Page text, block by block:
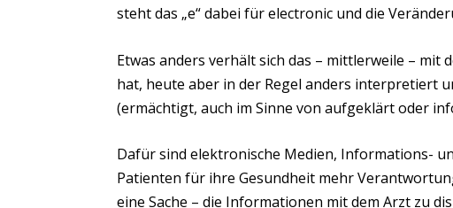
steht das „e“ dabei für electronic und die
Etwas anders verhält sich das – mittlerweile –
hat, heute aber in der Regel anders interpretiert
(ermächtigt, auch im Sinne von aufgeklärt oder
Dafür sind elektronische Medien, Informations-
Patienten für ihre Gesundheit mehr
eine Sache – die Informationen mit dem Arzt zu